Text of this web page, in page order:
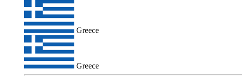
Greece
Greece